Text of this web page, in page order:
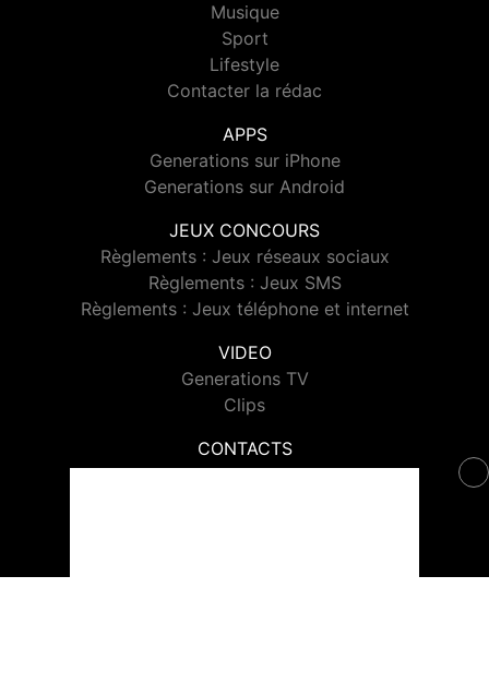
Musique
Sport
Lifestyle
Contacter la rédac
APPS
Generations sur iPhone
Generations sur Android
JEUX CONCOURS
Règlements : Jeux réseaux sociaux
Règlements : Jeux SMS
Règlements : Jeux téléphone et internet
VIDEO
Generations TV
Clips
CONTACTS
Contacter Generations